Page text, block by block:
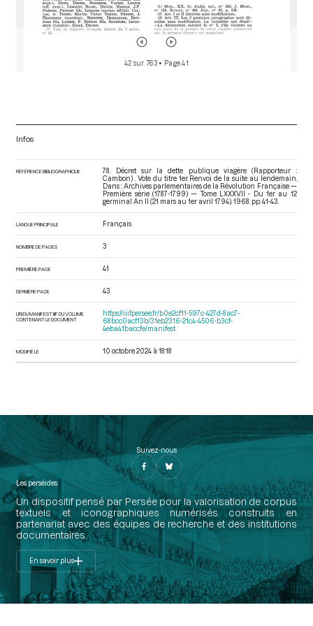
42 sur 763 • Page 41
Infos
RÉFÉRENCE BIBLIOGRAPHIQUE
78. Décret sur la dette publique viagère (Rapporteur :
Cambon) . Vote du titre 1er. Renvoi de la suite au lendemain.
Dans : Archives parlementaires de la Révolution Française —
Première série (1787-1799) — Tome LXXXVII - Du 1er au 12
germinal An II (21 mars au 1er avril 1794) . 1968. pp. 41-43.
LANGUE PRINCIPALE Français
NOMBRE DE PAGES 3
PREMIÈRE PAGE 41
DERNIÈRE PAGE 43
URI DU MANIFEST IIIF DU VOLUME
CONTENANT LE DOCUMENT
https://iiif.persee.fr/b0e2cf11-597c-427d-8ac7-
68bcc0acf13b/31eb2316-21c4-4506-b3cf-
4eba41baccfe/manifest
MODIFIÉ LE 10 octobre 2024 à 18:18
Suivez-nous
Les perséides
Un dispositif pensé par Persée pour la valorisation de corpus
textuels et iconographiques numérisés construits en
partenariat avec des équipes de recherche et des institutions
documentaires.
En savoir plus